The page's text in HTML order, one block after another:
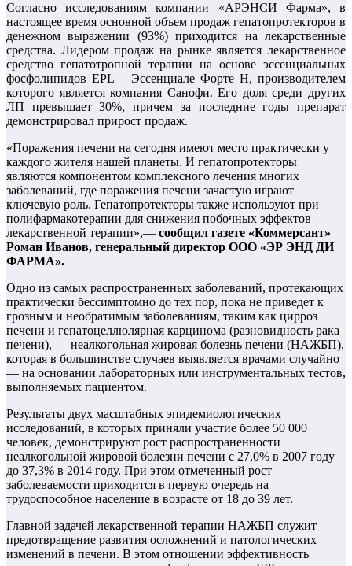
Согласно исследованиям компании «АРЭНСИ Фарма», в
настоящее время основной объем продаж гепатопротекторов в
денежном выражении (93%) приходится на лекарственные
средства. Лидером продаж на рынке является лекарственное
средство гепатотропной терапии на основе эссенциальных
фосфолипидов EPL – Эссенциале Форте Н, производителем
которого является компания Санофи. Его доля среди других
ЛП превышает 30%, причем за последние годы препарат
демонстрировал прирост продаж.
«Поражения печени на сегодня имеют место практически у
каждого жителя нашей планеты. И гепатопротекторы
являются компонентом комплексного лечения многих
заболеваний, где поражения печени зачастую играют
ключевую роль. Гепатопротекторы также используют при
полифармакотерапии для снижения побочных эффектов
лекарственной терапии»,— сообщил газете «Коммерсант»
Роман Иванов, генеральный директор ООО «ЭР ЭНД ДИ
ФАРМА».
Одно из самых распространенных заболеваний, протекающих
практически бессимптомно до тех пор, пока не приведет к
грозным и необратимым заболеваниям, таким как цирроз
печени и гепатоцеллюлярная карцинома (разновидность рака
печени), — неалкогольная жировая болезнь печени (НАЖБП),
которая в большинстве случаев выявляется врачами случайно
— на основании лабораторных или инструментальных тестов,
выполняемых пациентом.
Результаты двух масштабных эпидемиологических
исследований, в которых приняли участие более 50 000
человек, демонстрируют рост распространенности
неалкогольной жировой болезни печени с 27,0% в 2007 году
до 37,3% в 2014 году. При этом отмеченный рост
заболеваемости приходится в первую очередь на
трудоспособное население в возрасте от 18 до 39 лет.
Главной задачей лекарственной терапии НАЖБП служит
предотвращение развития осложнений и патологических
изменений в печени. В этом отношении эффективность